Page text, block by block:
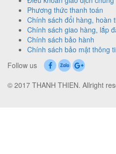
Phương thức thanh toán
Chính sách đổi hàng, hoàn
Chính sách giao hàng, lắp
Chính sách bảo hành
Chính sách bảo mật thông
Follow us
© 2017 THANH THIEN. Allright